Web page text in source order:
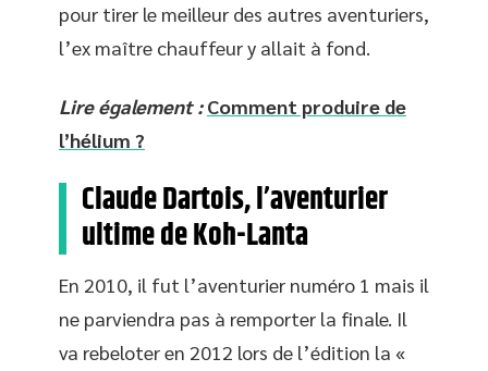
pour tirer le meilleur des autres aventuriers,
l’ex maître chauffeur y allait à fond.
Lire également : Comment produire de
l’hélium ?
Claude Dartois, l’aventurier
ultime de Koh-Lanta
En 2010, il fut l’aventurier numéro 1 mais il
ne parviendra pas à remporter la finale. Il
va rebeloter en 2012 lors de l’édition la «